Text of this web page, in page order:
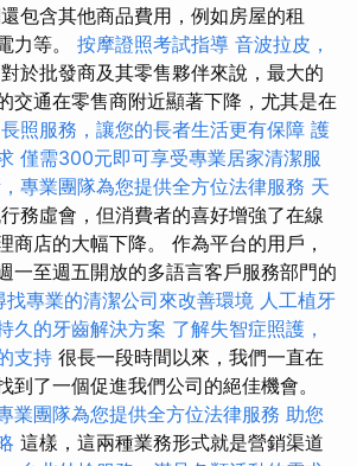
包含其他商品費用，例如房屋的租
力等。 按摩證照考試指導 音波拉皮，
對於批發商及其零售夥伴來說，最大的
交通在零售商附近顯著下降，尤其是在
長照服務，讓您的長者生活更有保障 護
僅需300元即可享受專業居家清潔服
專業團隊為您提供全方位法律服務 天
務虛會，但消費者的喜好增強了在線
商店的大幅下降。 作為平台的用戶，
一至週五開放的多語言客戶服務部門的
找專業的清潔公司來改善環境 人工植牙
久的牙齒解決方案 了解失智症照護，
支持 很長一段時間以來，我們一直在
到了一個促進我們公司的絕佳機會。
業團隊為您提供全方位法律服務 助您
這樣，這兩種業務形式就是營銷渠道